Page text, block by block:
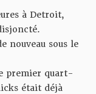
à Detroit,
nouveau sous le
premier quart-
était déjà